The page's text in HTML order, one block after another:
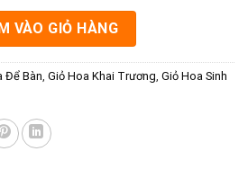
trọng rạch giá - Lẵng hoa sinh nhật
VÀO GIỎ HÀNG
Để Bàn Giỏ Hoa Khai Trương Giỏ Hoa Sinh